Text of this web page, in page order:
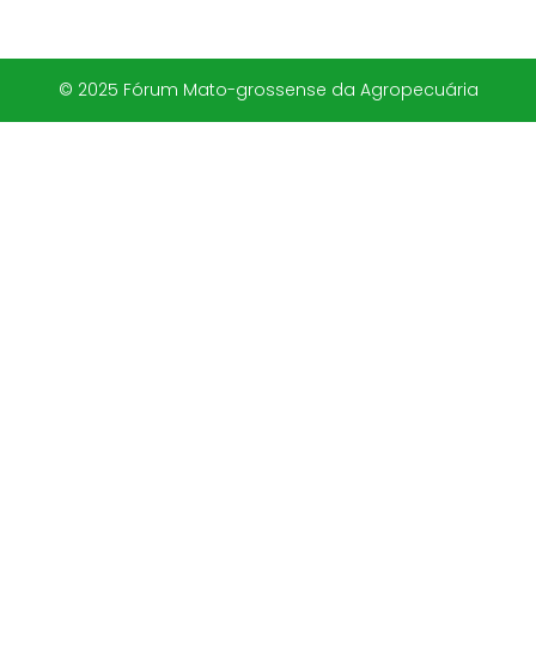
© 2025 Fórum Mato-grossense da Agropecuária